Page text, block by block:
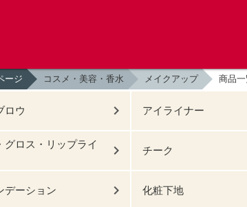
ージ コスメ・美容・香水 メイクアップ 商品一
ロウ アイライナー
グロス・リップライ
チーク
デーション 化粧下地